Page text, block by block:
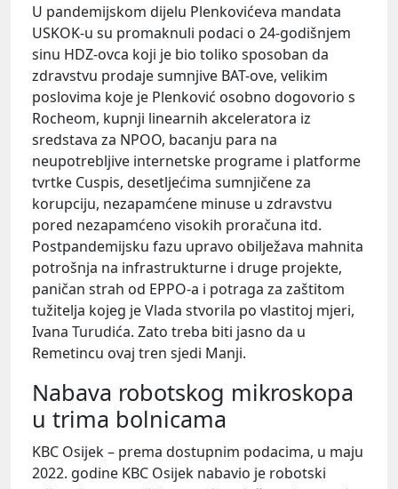
U pandemijskom dijelu Plenkovićeva mandata
USKOK-u su promaknuli podaci o 24-godišnjem
sinu HDZ-ovca koji je bio toliko sposoban da
zdravstvu prodaje sumnjive BAT-ove, velikim
poslovima koje je Plenković osobno dogovorio s
Rocheom, kupnji linearnih akceleratora iz
sredstava za NPOO, bacanju para na
neupotrebljive internetske programe i platforme
tvrtke Cuspis, desetljećima sumnjičene za
korupciju, nezapamćene minuse u zdravstvu
pored nezapamćeno visokih proračuna itd.
Postpandemijsku fazu upravo obilježava mahnita
potrošnja na infrastrukturne i druge projekte,
paničan strah od EPPO-a i potraga za zaštitom
tužitelja kojeg je Vlada stvorila po vlastitoj mjeri,
Ivana Turudića. Zato treba biti jasno da u
Remetincu ovaj tren sjedi Manji.
Nabava robotskog mikroskopa
u trima bolnicama
KBC Osijek – prema dostupnim podacima, u maju
2022. godine KBC Osijek nabavio je robotski